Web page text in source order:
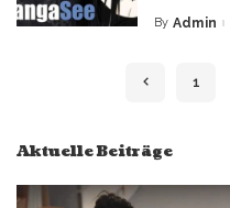
Posted
By Admin
1
Aktuelle Beiträge